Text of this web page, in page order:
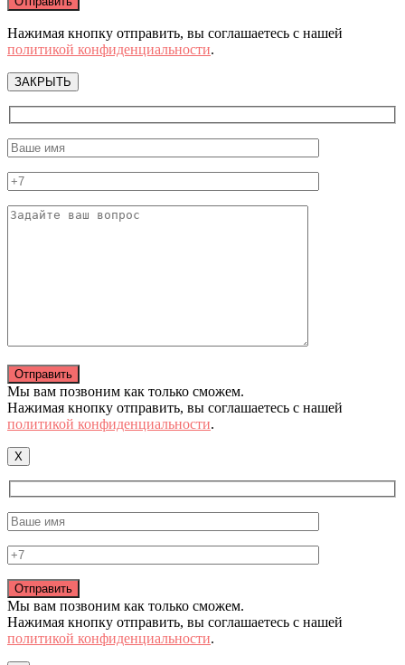
Нажимая кнопку отправить, вы соглашаетесь с нашей
политикой конфиденциальности.
ЗАКРЫТЬ
Мы вам позвоним как только сможем.
Нажимая кнопку отправить, вы соглашаетесь с нашей
политикой конфиденциальности.
X
Мы вам позвоним как только сможем.
Нажимая кнопку отправить, вы соглашаетесь с нашей
политикой конфиденциальности.